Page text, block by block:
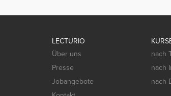
LECTURIO
Über uns
Presse
Jobangebote
nach
nach
nach